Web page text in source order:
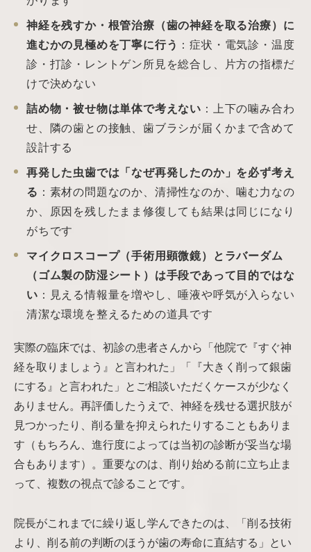
神経を残すか・根管治療（歯の神経を取る治療）に
進むかの見極めを丁寧に行う ：症状・電気診・温度
診・打診・レントゲン所見を総合し、片方の指標だ
けで決めない
詰め物・被せ物は単体で考えない ：上下の噛み合わ
せ、隣の歯との接触、歯ブラシが届くかまで含めて
設計する
再発した虫歯では「なぜ再発したのか」を必ず考え
る ：素材の問題なのか、清掃性なのか、噛む力なの
か、原因を残したまま修復しても結果は同じになり
がちです
マイクロスコープ（手術用顕微鏡）とラバーダム
（ゴム製の防湿シート）は手段であって目的ではな
い ：見える情報量を増やし、唾液や呼気が入らない
清潔な環境を整えるための道具です
実際の臨床では、初診の患者さんから「他院で『すぐ神
経を取りましょう』と言われた」「『大きく削って銀歯
にする』と言われた」とご相談いただくケースが少なく
ありません。再評価したうえで、神経を残せる選択肢が
見つかったり、削る量を抑えられたりすることもありま
す（もちろん、進行度によっては当初の診断が妥当な場
合もあります）。重要なのは、削り始める前に立ち止ま
って、複数の視点で診ることです。
院長がこれまでに繰り返し学んできたのは、「削る技術
より、削る前の判断のほうが歯の寿命に直結する」とい